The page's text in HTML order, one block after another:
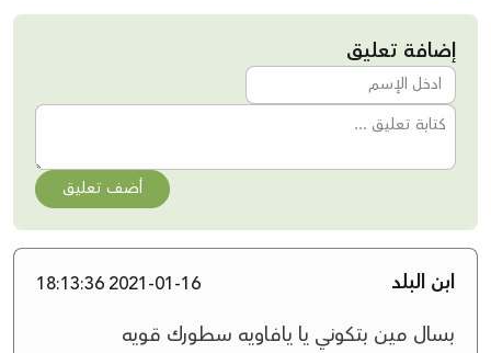
إضافة تعليق
أضف تعليق
ابن البلد 2021-01-16 18:13:36
بسال مين بتكوني يا يافاويه سطورك قويه